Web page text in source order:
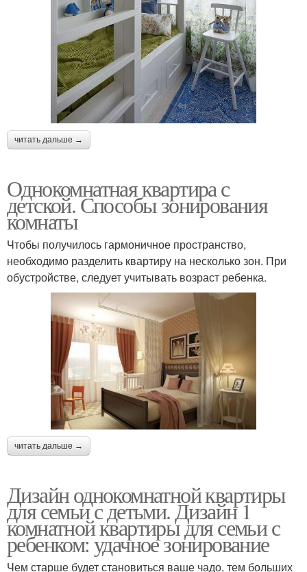
читать дальше →
Однокомнатная квартира с
детской. Способы зонирования
комнаты
Чтобы получилось гармоничное пространство,
необходимо разделить квартиру на несколько зон. При
обустройстве, следует учитывать возраст ребенка.
читать дальше →
Дизайн однокомнатной квартиры
для семьи с детьми. Дизайн 1
комнатной квартиры для семьи с
ребенком: удачное зонирование
Чем старше будет становиться ваше чадо, тем больших